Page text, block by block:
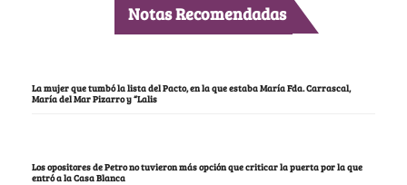
Notas Recomendadas
La mujer que tumbó la lista del Pacto, en la que estaba María Fda. Carrascal,
María del Mar Pizarro y “Lalis
Los opositores de Petro no tuvieron más opción que criticar la puerta por la que
entró a la Casa Blanca